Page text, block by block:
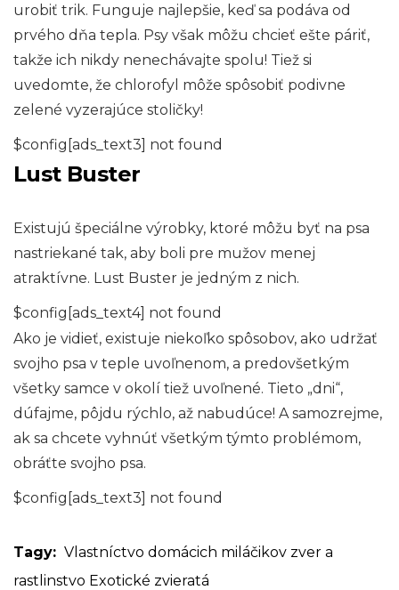
urobiť trik. Funguje najlepšie, keď sa podáva od
prvého dňa tepla. Psy však môžu chcieť ešte páriť,
takže ich nikdy nenechávajte spolu! Tiež si
uvedomte, že chlorofyl môže spôsobiť podivne
zelené vyzerajúce stoličky!
$config[ads_text3] not found
Lust Buster
Existujú špeciálne výrobky, ktoré môžu byť na psa
nastriekané tak, aby boli pre mužov menej
atraktívne. Lust Buster je jedným z nich.
$config[ads_text4] not found
Ako je vidieť, existuje niekoľko spôsobov, ako udržať
svojho psa v teple uvoľnenom, a predovšetkým
všetky samce v okolí tiež uvoľnené. Tieto „dni“,
dúfajme, pôjdu rýchlo, až nabudúce! A samozrejme,
ak sa chcete vyhnúť všetkým týmto problémom,
obráťte svojho psa.
$config[ads_text3] not found
Tagy: Vlastníctvo domácich miláčikov zver a
rastlinstvo Exotické zvieratá